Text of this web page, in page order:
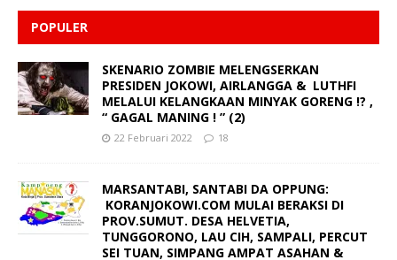
POPULER
SKENARIO ZOMBIE MELENGSERKAN
PRESIDEN JOKOWI, AIRLANGGA & LUTHFI
MELALUI KELANGKAAN MINYAK GORENG !? ,
“ GAGAL MANING ! ” (2)
22 Februari 2022 18
MARSANTABI, SANTABI DA OPPUNG:
KORANJOKOWI.COM MULAI BERAKSI DI
PROV.SUMUT. DESA HELVETIA,
TUNGGORONO, LAU CIH, SAMPALI, PERCUT
SEI TUAN, SIMPANG AMPAT ASAHAN &